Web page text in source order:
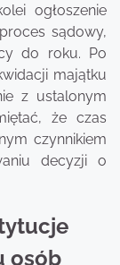
ogłoszenie
sądowy,
do roku. Po
majątku
z ustalonym
że czas
czynnikiem
decyzji o
osób